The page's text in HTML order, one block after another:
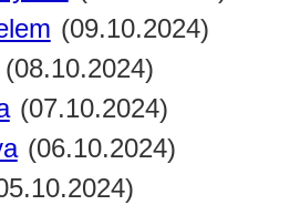
(09.10.2024)
(08.10.2024)
(07.10.2024)
(06.10.2024)